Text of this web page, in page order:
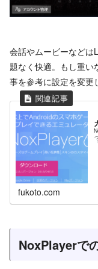
会話やムービーなどは
題なく快適。もし重
事を参考に設定を変更
fukoto.com
NoxPlayerで